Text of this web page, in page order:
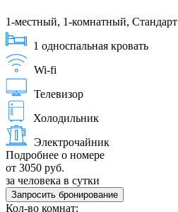
1-местный, 1-комнатный, Стандарт
1 односпальная кровать
Wi-fi
Телевизор
Холодильник
Электрочайник
Подробнее о номере
от 3050 руб.
за человека в сутки
Запросить бронирование
Кол-во комнат: